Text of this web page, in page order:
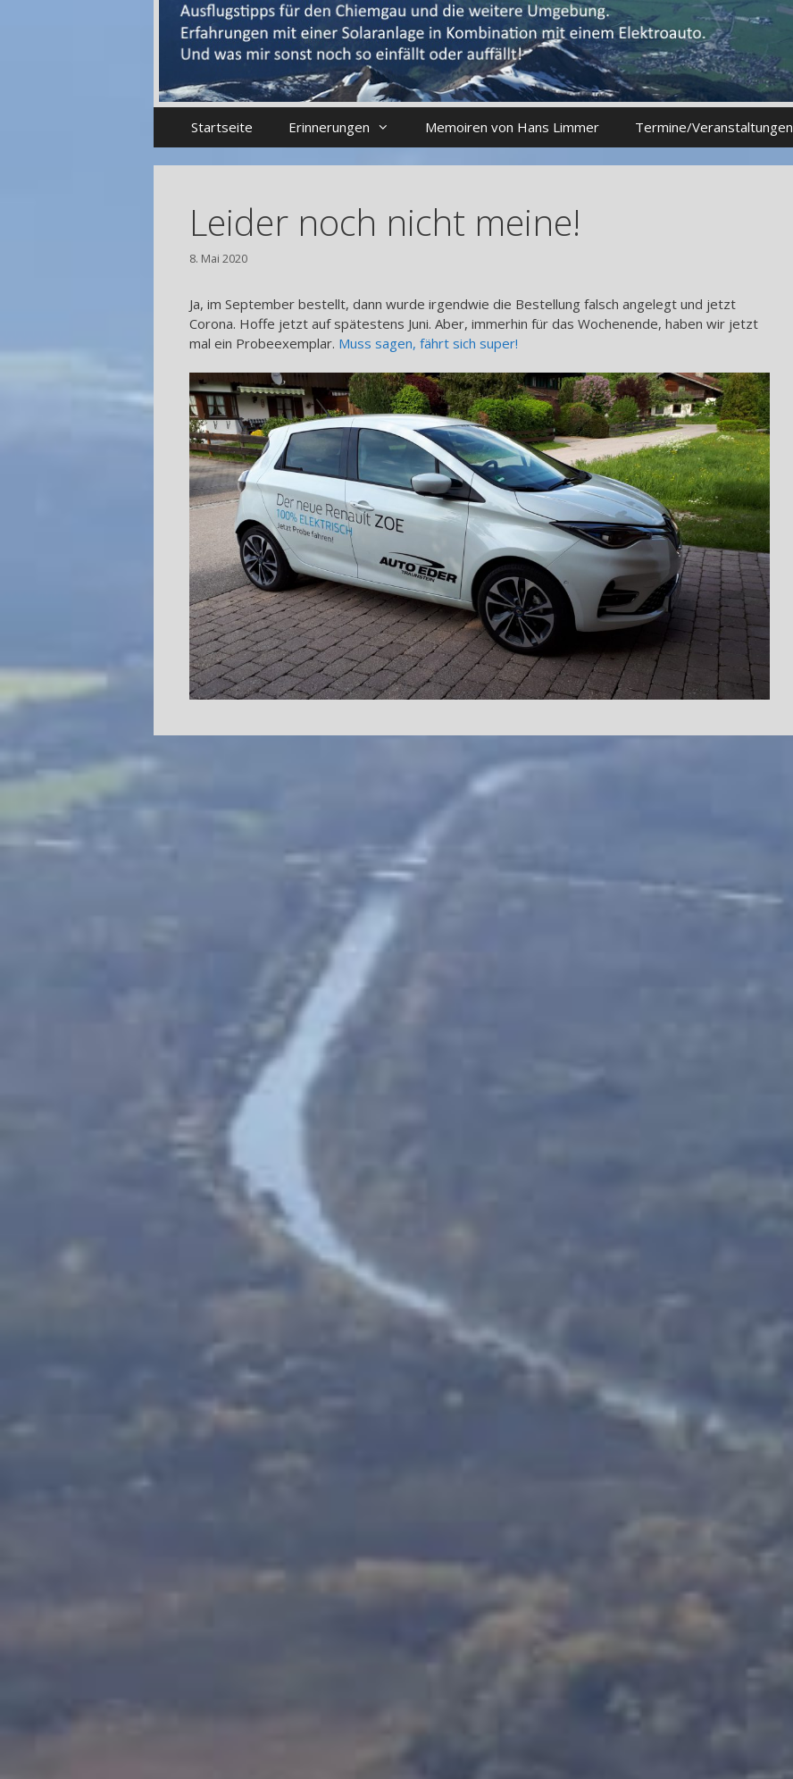
Startseite Erinnerungen Memoiren von Hans Limmer Termine/Veranstaltungen
Leider noch nicht meine!
8. Mai 2020
Ja, im September bestellt, dann wurde irgendwie die Bestellung falsch angelegt und jetzt
Corona. Hoffe jetzt auf spätestens Juni. Aber, immerhin für das Wochenende, haben wir jetzt
mal ein Probeexemplar. Muss sagen, fährt sich super!